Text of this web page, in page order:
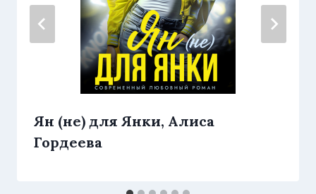
Ян (не) для Янки, Алиса
Гордеева